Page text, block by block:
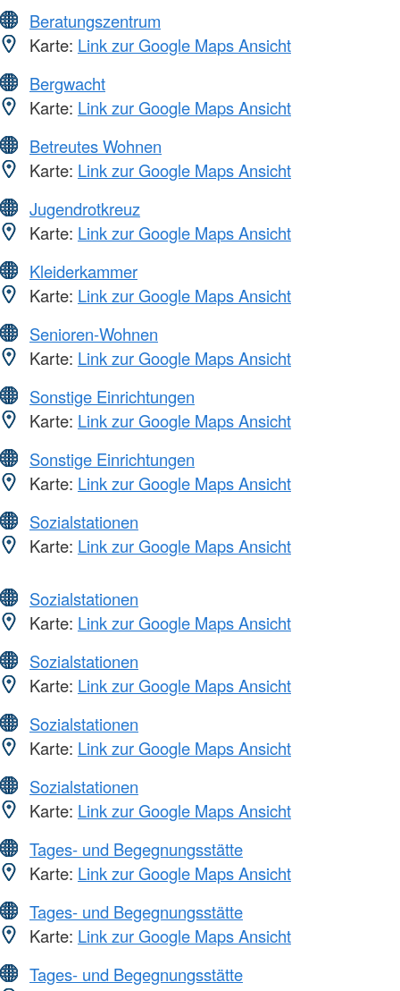
Beratungszentrum
Karte: Link zur Google Maps Ansicht
Bergwacht
Karte: Link zur Google Maps Ansicht
Betreutes Wohnen
Karte: Link zur Google Maps Ansicht
Jugendrotkreuz
Karte: Link zur Google Maps Ansicht
Kleiderkammer
Karte: Link zur Google Maps Ansicht
Senioren-Wohnen
Karte: Link zur Google Maps Ansicht
Sonstige Einrichtungen
Karte: Link zur Google Maps Ansicht
Sonstige Einrichtungen
Karte: Link zur Google Maps Ansicht
Sozialstationen
Karte: Link zur Google Maps Ansicht
Sozialstationen
Karte: Link zur Google Maps Ansicht
Sozialstationen
Karte: Link zur Google Maps Ansicht
Sozialstationen
Karte: Link zur Google Maps Ansicht
Sozialstationen
Karte: Link zur Google Maps Ansicht
Tages- und Begegnungsstätte
Karte: Link zur Google Maps Ansicht
Tages- und Begegnungsstätte
Karte: Link zur Google Maps Ansicht
Tages- und Begegnungsstätte